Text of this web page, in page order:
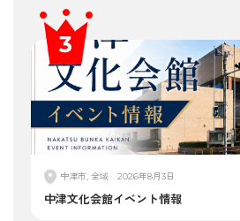
中津市, 全域 2026年8月3日
中津文化会館イベント情報